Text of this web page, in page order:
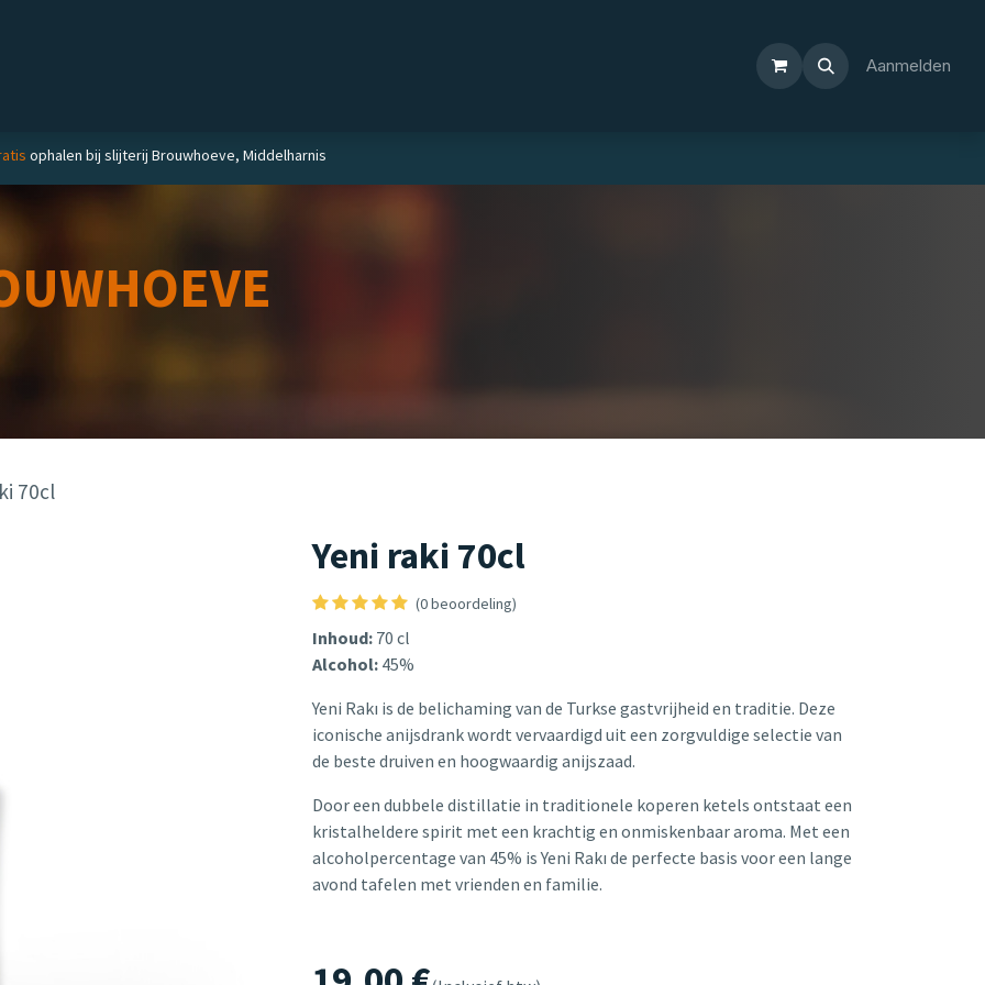
Aanmelden
ophalen bij slijterij Brouwhoeve, Middelharnis
70cl
Yeni raki 70cl
(0 beoordeling)
Inhoud: 70 cl
Alcohol: 45%
Yeni Rakı is de belichaming van de Turkse gastvrijheid en traditie. Deze
iconische anijsdrank wordt vervaardigd uit een zorgvuldige selectie van
de beste druiven en hoogwaardig anijszaad.
Door een dubbele distillatie in traditionele koperen ketels ontstaat een
kristalheldere spirit met een krachtig en onmiskenbaar aroma. Met een
alcoholpercentage van 45% is Yeni Rakı de perfecte basis voor een lange
avond tafelen met vrienden en familie.